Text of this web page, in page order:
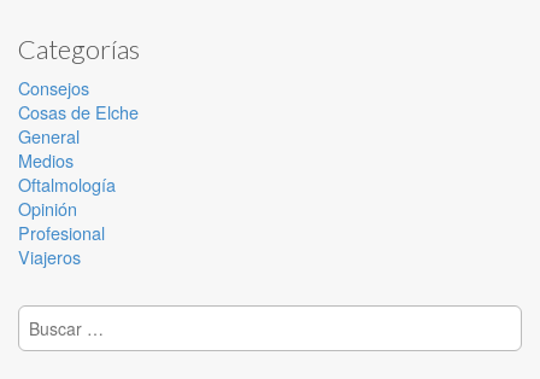
Categorías
Consejos
Cosas de Elche
General
Medios
Oftalmología
Opinión
Profesional
Viajeros
Buscar: